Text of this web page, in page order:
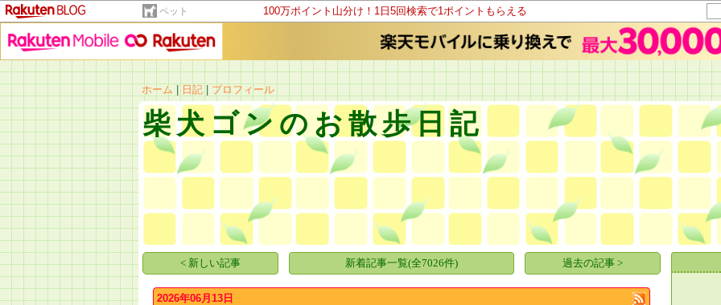
ペット 100万ポイント山分け！1日5回検索で1ポイントもらえる
ホーム
日記 プロフィール
柴犬ゴンのお散歩日記
< 新しい記事 新着記事一覧(全7026件) 過去の記事 >
2026年06月13日